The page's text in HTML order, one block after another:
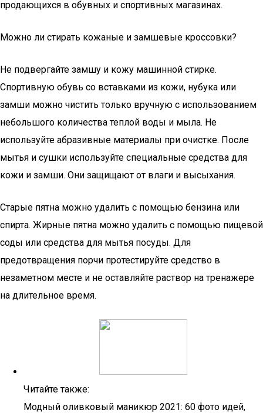
продающихся в обувных и спортивных магазинах.
Можно ли стирать кожаные и замшевые кроссовки?
Не подвергайте замшу и кожу машинной стирке.
Спортивную обувь со вставками из кожи, нубука или
замши можно чистить только вручную с использованием
небольшого количества теплой воды и мыла. Не
используйте абразивные материалы при очистке. После
мытья и сушки используйте специальные средства для
кожи и замши. Они защищают от влаги и высыхания.
Старые пятна можно удалить с помощью бензина или
спирта. Жирные пятна можно удалить с помощью пищевой
соды или средства для мытья посуды. Для
предотвращения порчи протестируйте средство в
незаметном месте и не оставляйте раствор на тренажере
на длительное время.
Читайте также:
Модный оливковый маникюр 2021: 60 фото идей,